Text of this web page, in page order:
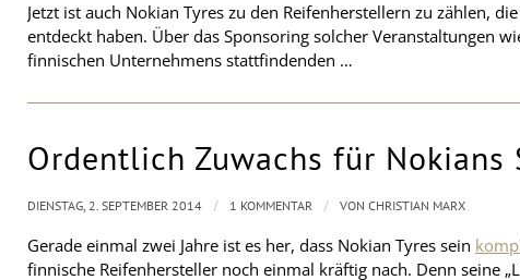
Jetzt ist auch Nokian Tyres zu den Reifenherstellern zu zählen,
entdeckt haben. Über das Sponsoring solcher Veranstaltungen
finnischen Unternehmens stattfindenden …
Ordentlich Zuwachs für
Gerade einmal zwei Jahre ist es her, dass Nokian Tyres sein
finnische Reifenhersteller noch einmal kräftig nach. Denn seine
DIENSTAG, 2. SEPTEMBER 2014 / 1 KOMMENTAR / VON CHRISTIAN MARX